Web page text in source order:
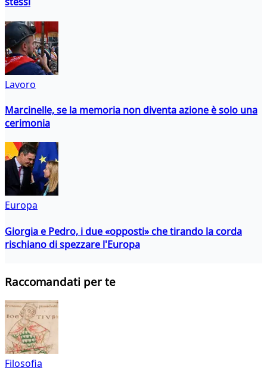
Lavoro
Marcinelle, se la memoria non diventa azione è solo una
cerimonia
Europa
Giorgia e Pedro, i due «opposti» che tirando la corda
rischiano di spezzare l'Europa
Raccomandati per te
Filosofia